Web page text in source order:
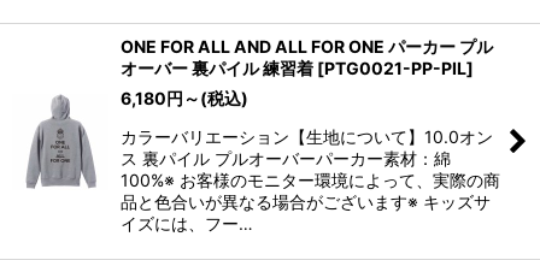
ONE FOR ALL AND ALL FOR ONE パーカー プル
オーバー 裏パイル 練習着 [PTG0021-PP-PIL]
6,180円 ～(税込)
カラーバリエーション【生地について】10.0オン
ス 裏パイル プルオーバーパーカー素材：綿
100%※ お客様のモニター環境によって、実際の商
品と色合いが異なる場合がございます※ キッズサ
イズには、フー…